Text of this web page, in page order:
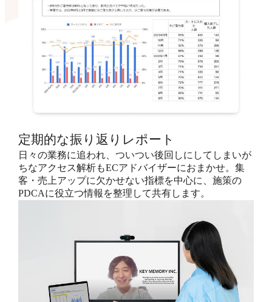
定期的な振り返りレポート
日々の業務に追われ、ついつい後回しにしてしまいが
ちなアクセス解析もECアドバイザーにおまかせ。集
客・売上アップに欠かせない指標を中心に、施策の
PDCAに役立つ情報を整理して共有します。